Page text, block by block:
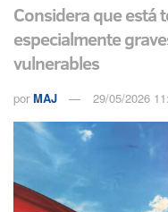
Considera que está
especialmente
vulnerables
por MAJ 29/05/2026